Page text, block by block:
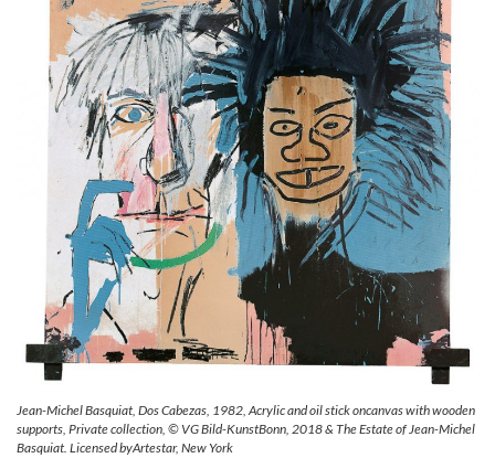
Jean-Michel Basquiat, Dos Cabezas, 1982, Acrylic and oil stick oncanvas with wooden
supports, Private collection, © VG Bild-KunstBonn, 2018 & The Estate of Jean-Michel
Basquiat. Licensed byArtestar, New York